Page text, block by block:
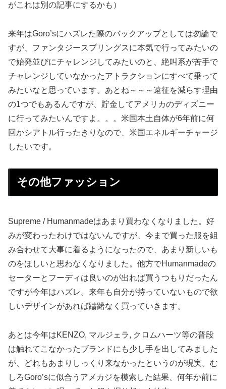
がこれは別の記事にするかも）
来年はGoro’sにハズレた際のバックアップとしては勿論で
すが、ファンタジースプリングスに本気で行ってみたいの
で始発並びにチャレンジしてみたいのと、絶叫系が苦手で
チャレンジしていなかったアトラクションにすべて乗って
みたいなと思っています。あとね～～～遠征を減らす理由
の1つでもあるんですが、貯金してアメリカのディズニー
に行ってみたいんですよ。。。米国本土自体が6年前に何
回かシアトル行ったきりなので、米国エネルギーチャージ
したいです。
その他ファッション
Supreme / Humanmadeはあまり買わなくなりました。好
みが変わったわけではないんですが、今まで買った服を組
み合わせて大事に着るようになったので、あまり新しいも
のをほしいと思わなくなりました。他方でHumanmadeの
セーターとフーディは良いのが出れば買うつもりだったん
ですが今年はハズレ。来年も自分が持っていないもので欲
しいデザインがあれば躊躇なく買っていきます。
あとは今年はKENZO, マルジェラ, クロムハーツ等の普段
は触れてこなかったブランドにも少し手を出してみました
が、どれもあまりしっくり来なかったというのが現実。む
しろGoro’sに似合うアメカジを模索した結果、何年か前に